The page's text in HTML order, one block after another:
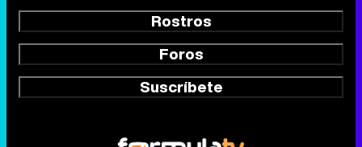
Rostros
Foros
Suscríbete